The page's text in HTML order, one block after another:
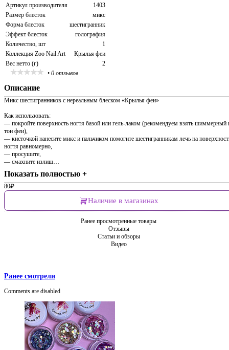
Артикул производителя
1403
Размер блесток
микс
Форма блесток
шестигранник
Эффект блесток
голография
Количество, шт
1
Коллекция Zoo Nail Art
Крылья феи
Вес нетто (г)
2
• 0 отзывов
Описание
Микс шестигранников с нереальным блеском «Крылья феи»
Как использовать:
— покройте поверхность ногтя базой или гель-лаком (рекомендуем взять шиммерный
тон феи),
— кисточкой нанесите микс и пальчиком помогите шестигранникам лечь на
ногтя равномерно,
— просушите,
— смахните излиш…
Показать полностью +
80₽
Наличие в магазинах
Ранее просмотренные товары
Отзывы
Статьи и обзоры
Видео
Ранее смотрели
Comments are disabled